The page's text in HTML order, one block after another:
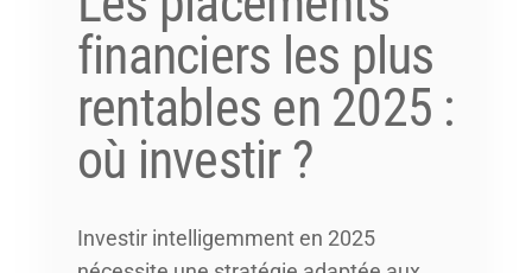
financiers les plus
rentables en 2025 :
où investir ?
Investir intelligemment en 2025